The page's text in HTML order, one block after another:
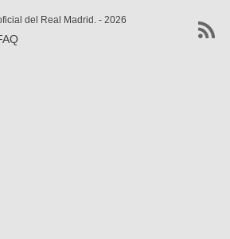
del Real Madrid. - 2026